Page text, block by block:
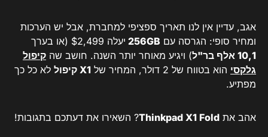
אגב, עדיין אין לנו תאריך ספציפי למחברת, אבל יש הערכות
ומחיר סופי: הגרסה עם 256GB יעלה $2,499 (או בערך
10,1 אלף בר"ל
) ויגיע מאוחר יותר השנה. חושב שה קיפול
גלקסי הוא בטווח של 2 דולר, המחיר של X1 קיפול
לא כל כך
מפתיע.
אהב את Thinkpad X1 Fold? השאירו את דעתכם בתגובות!